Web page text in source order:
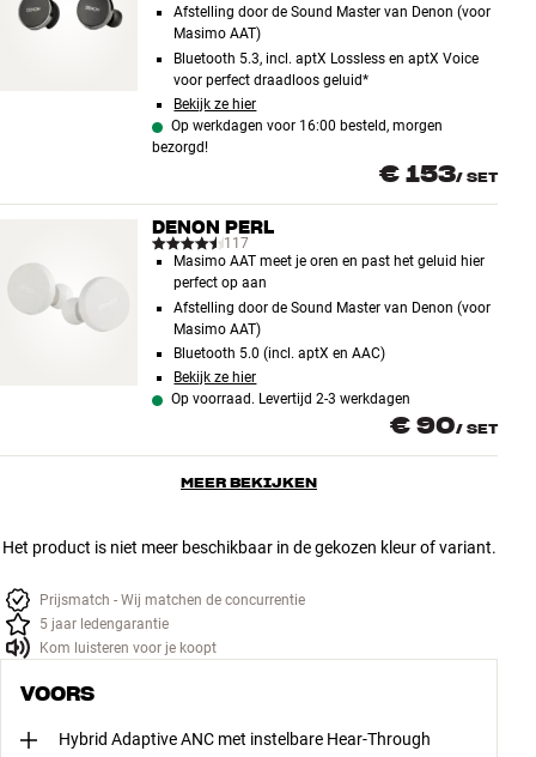
Afstelling door de Sound Master van Denon (voor
Masimo AAT)
Bluetooth 5.3, incl. aptX Lossless en aptX Voice
voor perfect draadloos geluid*
Bekijk ze hier
Op werkdagen voor 16:00 besteld, morgen
bezorgd!
€ 153/ SET
DENON PERL
117
Masimo AAT meet je oren en past het geluid hier
perfect op aan
Afstelling door de Sound Master van Denon (voor
Masimo AAT)
Bluetooth 5.0 (incl. aptX en AAC)
Bekijk ze hier
Op voorraad. Levertijd 2-3 werkdagen
€ 90/ SET
MEER BEKIJKEN
Het product is niet meer beschikbaar in de gekozen kleur of variant.
Prijsmatch - Wij matchen de concurrentie
5 jaar ledengarantie
Kom luisteren voor je koopt
VOORS
Hybrid Adaptive ANC met instelbare Hear-Through